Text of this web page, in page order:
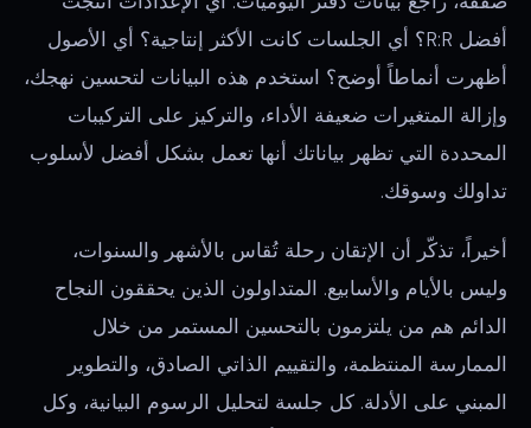
أفضل R:R؟ أي الجلسات كانت الأكثر إنتاجية؟ أي الأصول
أظهرت أنماطاً أوضح؟ استخدم هذه البيانات لتحسين نهجك،
وإزالة المتغيرات ضعيفة الأداء، والتركيز على التركيبات
المحددة التي تظهر بياناتك أنها تعمل بشكل أفضل لأسلوب
تداولك وسوقك.
أخيراً، تذكّر أن الإتقان رحلة تُقاس بالأشهر والسنوات،
وليس بالأيام والأسابيع. المتداولون الذين يحققون النجاح
الدائم هم من يلتزمون بالتحسين المستمر من خلال
الممارسة المنتظمة، والتقييم الذاتي الصادق، والتطوير
المبني على الأدلة. كل جلسة لتحليل الرسوم البيانية، وكل